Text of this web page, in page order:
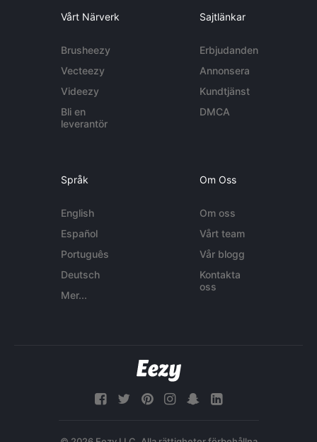
Vårt Närverk
Brusheezy
Vecteezy
Videezy
Bli en
leverantör
Sajtlänkar
Erbjudanden
Annonsera
Kundtjänst
DMCA
Språk
English
Español
Português
Deutsch
Mer...
Om Oss
Om oss
Vårt team
Vår blogg
Kontakta
oss